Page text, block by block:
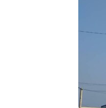
УКРАЇНСЬКА ПРОБЛЕМА КРИМУ